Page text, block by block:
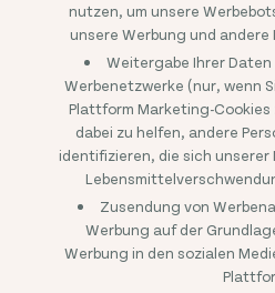
nutzen, um unsere
unsere Werbung und
Weitergabe Ihrer
Werbenetzwerke (nur, wenn
Plattform Marketing-Cookies
dabei zu helfen, andere
identifizieren, die sich unserer
Zusendung von
Werbung auf der
Werbung in den sozialen